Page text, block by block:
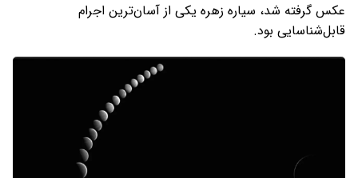
عکس گرفته شد، سیاره زهره یکی از آسان‌ترین اجرام
قابل‌شناسایی بود.